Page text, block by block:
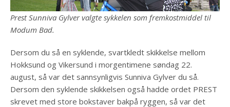
Prest Sunniva Gylver valgte sykkelen som fremkostmiddel til
Modum Bad.
Dersom du så en syklende, svartkledt skikkelse mellom
Hokksund og Vikersund i morgentimene søndag 22.
august, så var det sannsynligvis Sunniva Gylver du så.
Dersom den syklende skikkelsen også hadde ordet PREST
skrevet med store bokstaver bakpå ryggen, så var det